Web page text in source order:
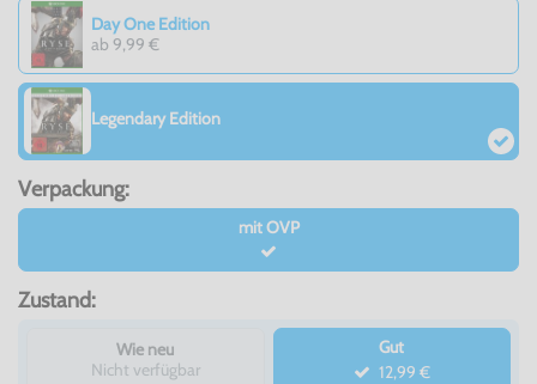
Day One Edition
ab 9,99 €
Legendary Edition
Verpackung:
mit OVP
Zustand:
Wie neu
Nicht verfügbar
Gut
12,99 €